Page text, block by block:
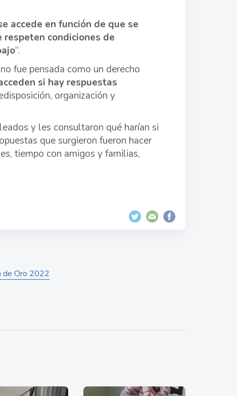
accede en función de que se
condiciones de
“.
fue pensada como un derecho
si hay respuestas
organización y
y les consultaron qué harían si
que surgieron fueron hacer
tiempo con amigos y familias,
de Oro 2022